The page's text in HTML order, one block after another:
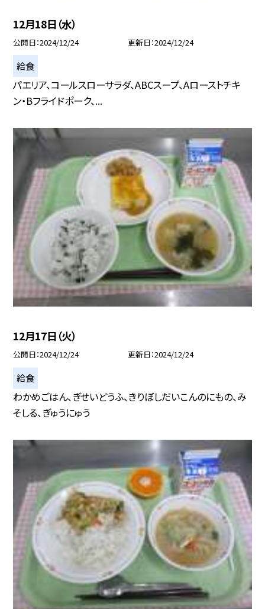
12月18日（水）
公開日 2024/12/24 更新日 2024/12/24
給食
パエリア、コールスローサラダ、ABCスープ、Aローストチキ
ン・Bフライドポーク、...
12月17日（火）
公開日 2024/12/24 更新日 2024/12/24
給食
わかめごはん、ぎせいどうふ、きりぼしだいこんのにもの、み
そしる、ぎゅうにゅう